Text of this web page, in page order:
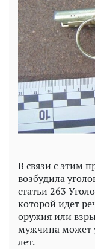
В связи с этим
возбудила
статьи 263
которой идет
оружия или
мужчина может
лет.